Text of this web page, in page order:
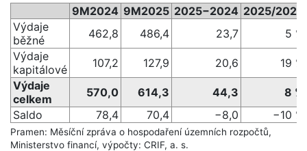
9M2024 9M2025 2025−2024 2025/2024
Výdaje
běžné
462,8 486,4 23,7
5 %
Výdaje
kapitálové
107,2 127,9 20,6
19 %
Výdaje
celkem
570,0 614,3 44,3
8 %
Saldo
78,4 70,4 −8,0 −10 %
Pramen: Měsíční zpráva o hospodaření územních rozpočtů,
Ministerstvo financí, výpočty: CRIF, a. s.